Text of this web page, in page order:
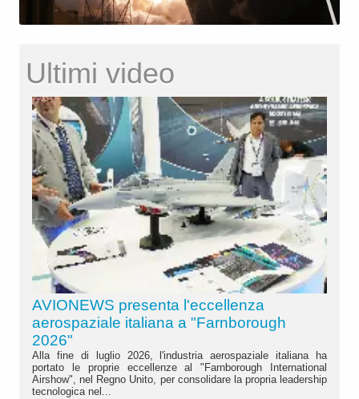
Ultimi video
AVIONEWS presenta l'eccellenza
aerospaziale italiana a "Farnborough
2026"
Alla fine di luglio 2026, l'industria aerospaziale italiana ha
portato le proprie eccellenze al "Farnborough International
Airshow", nel Regno Unito, per consolidare la propria leadership
tecnologica nel...